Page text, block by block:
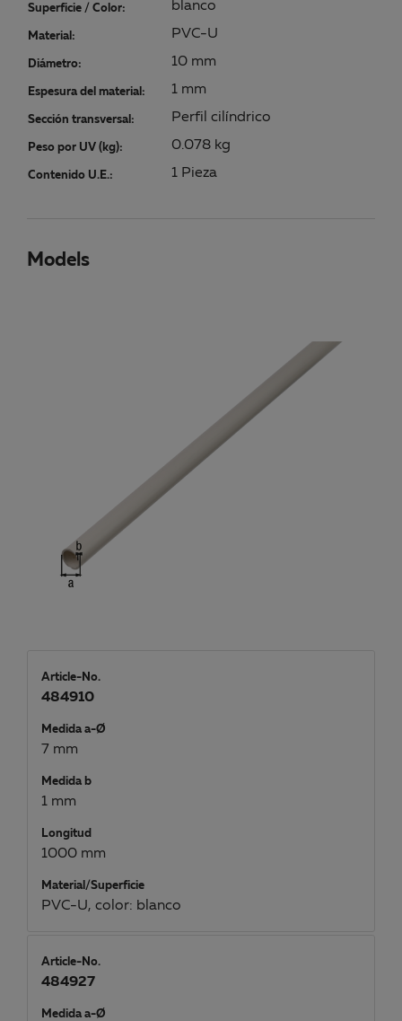
Superficie / Color: blanco
Material: PVC-U
Diámetro: 10 mm
Espesura del material: 1 mm
Sección transversal: Perfil cilíndrico
Peso por UV (kg): 0.078 kg
Contenido U.E.: 1 Pieza
Models
Article-No.
484910
Medida a-Ø
7 mm
Medida b
1 mm
Longitud
1000 mm
Material/Superficie
PVC-U, color: blanco
Article-No.
484927
Medida a-Ø